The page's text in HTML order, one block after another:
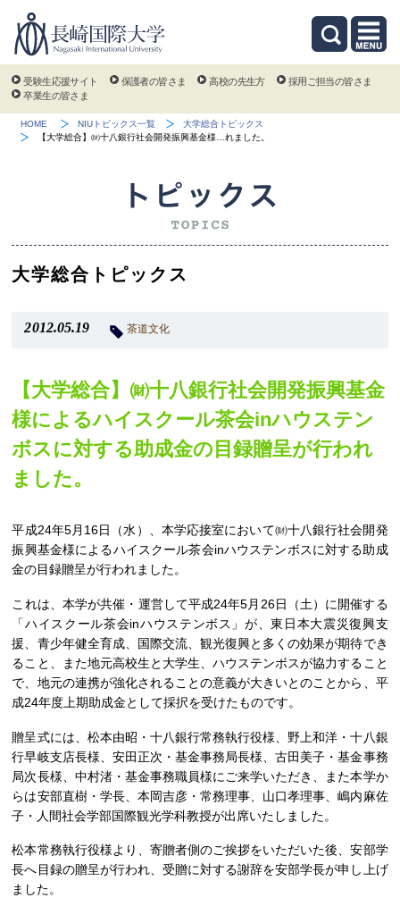
受験生応援サイト 保護者の皆さま 高校の先生方
採用ご担当の皆さま
卒業生の皆さま
HOME NIUトピックス一覧
大学総合トピックス
【大学総合】㈶十八銀行社会開発振興基金様…れました。
大学総合トピックス
2012.05.19 茶道文化
【大学総合】㈶十八銀行社会開発振興基金
様によるハイスクール茶会inハウステン
ボスに対する助成金の目録贈呈が行われ
ました。
平成24年5月16日（水）、本学応接室において㈶十八銀行社会開発
振興基金様によるハイスクール茶会inハウステンボスに対する助成
金の目録贈呈が行われました。
これは、本学が共催・運営して平成24年5月26日（土）に開催する
「ハイスクール茶会inハウステンボス」が、東日本大震災復興支
援、青少年健全育成、国際交流、観光復興と多くの効果が期待でき
ること、また地元高校生と大学生、ハウステンボスが協力すること
で、地元の連携が強化されることの意義が大きいとのことから、平
成24年度上期助成金として採択を受けたものです。
贈呈式には、松本由昭・十八銀行常務執行役様、野上和洋・十八銀
行早岐支店長様、安田正次・基金事務局長様、古田美子・基金事務
局次長様、中村渚・基金事務職員様にご来学いただき、また本学か
らは安部直樹・学長、本岡吉彦・常務理事、山口孝理事、嶋内麻佐
子・人間社会学部国際観光学科教授が出席いたしました。
松本常務執行役様より、寄贈者側のご挨拶をいただいた後、安部学
長へ目録の贈呈が行われ、受贈に対する謝辞を安部学長が申し上げ
ました。